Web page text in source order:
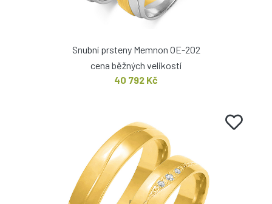
Snubní prsteny Memnon OE-202
cena běžných velikostí
40 792 Kč